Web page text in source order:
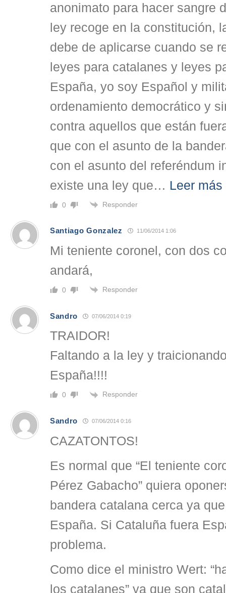
anonimato para hacer sangre
ley recoge en la constitución,
debe de aplicarse cuando se
leyes para catalanes y leyes
España, yo soy Español y
ordenamiento democrático y
contra aquellos que están
que con el asunto de la
con el asunto del referéndum
existe una ley que… Leer más
0 Responder
Santiago Gonzalez 11/06/2014 1:06
Mi teniente coronel, con dos
andará,
0 Responder
Sandro 07/06/2014 0:19
TRAIDOR!
Faltando a la ley y
España!!!!
0 Responder
Sandro 07/06/2014 0:16
CAZATONTOS!
Es normal que “El teniente
Pérez Gabacho” quiera
bandera catalana cerca ya
España. Si Cataluña fuera
problema.
Como dice el ministro Wert:
los catalanes” ya que son